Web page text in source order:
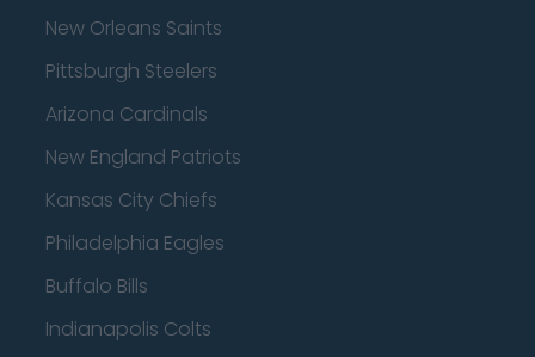
New Orleans Saints
Pittsburgh Steelers
Arizona Cardinals
New England Patriots
Kansas City Chiefs
Philadelphia Eagles
Buffalo Bills
Indianapolis Colts